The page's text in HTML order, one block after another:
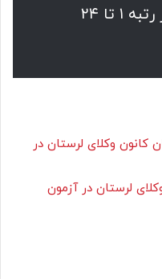
پنجشنبه ۱۴۰۳/۱۲/۰۲ از رتبه ۱ تا ۲۴
کانون وکلای لرستان در
لرستان در آزمون